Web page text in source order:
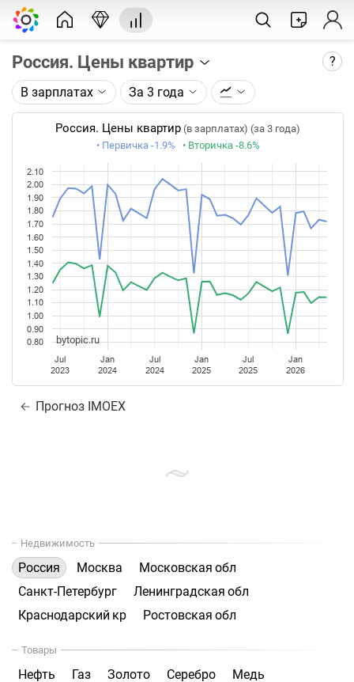
Россия. Цены квартир ?
Описание графика:
Цены реальных сделок с квартирами по данным
Сбериндекс. Цены приведены за квадратный
Доступные единицы измерения:золото,нефть,
доллары,рубли,зарплаты.
Каждая точка на графике - значение за месяц.
Таймфрейм (месяц) не меняется при изменении
глубины графика.
Данные добавляются 9-11 числа каждого месяца.
В зарплатах За 3 года
Россия. Цены квартир (в зарплатах) (за 3 года)
• Первичка -1.9% • Вторичка -8.6%
Jan
2024
Jan
2025
Jan
2026
Jul
2023
Jul
2024
Jul
2025
0.80
0.90
1.00
1.10
1.20
1.30
1.40
1.50
1.60
1.70
1.80
1.90
2.00
2.10
bytopic.ru
Прогноз IMOEX
Недвижимость
Россия Москва
Московская обл
Санкт-Петербург
Ленинградская обл
Краснодарский кр
Ростовская обл
Товары
Нефть Газ Золото Серебро
Медь